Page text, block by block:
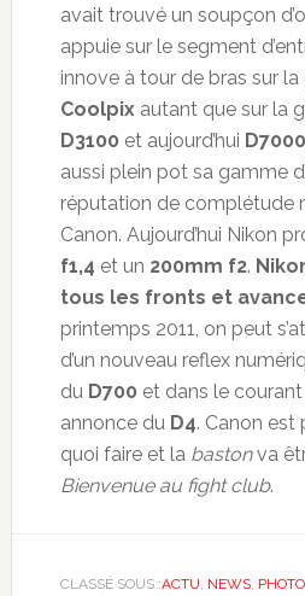
avait trouvé un soupçon
appuie sur le segment
innove à tour de bras sur
Coolpix autant que sur la
D3100 et aujourd’hui D7000
aussi plein pot sa gamme
réputation de complétude
Canon. Aujourd’hui Nikon
f1,4 et un 200mm f2.
tous les fronts et
printemps 2011, on peut
d’un nouveau reflex
du D700 et dans le courant
annonce du D4. Canon est
quoi faire et la bastonva
Bienvenue au fight club.
CLASSÉ SOUS :ACTU NEWS, PHOTO